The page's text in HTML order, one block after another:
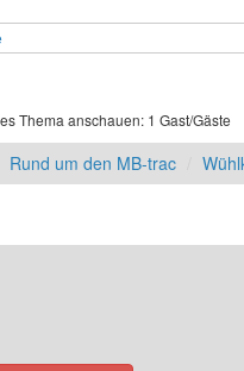
Thema anschauen: 1 Gast/Gäste
Rund um den MB-trac